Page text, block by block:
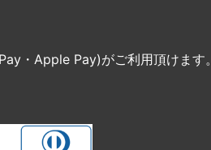
・Apple Pay)がご利用頂けます。